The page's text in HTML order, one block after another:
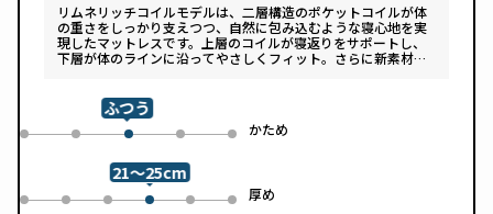
リムネリッチコイルモデルは、二層構造のポケットコイルが体
の重さをしっかり支えつつ、自然に包み込むような寝心地を実
現したマットレスです。上層のコイルが寝返りをサポートし、
下層が体のラインに沿ってやさしくフィット。さらに新素材
ンで、カバーは自宅で洗濯可能。清潔さと快適さの両方を追求
した一枚です。
0 1 2
ふつう
3 かため
4
0 1 2
21～25cm
4 厚め
5